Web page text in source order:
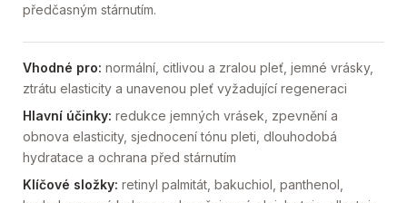
předčasným stárnutím.
Vhodné pro: normální, citlivou a zralou pleť, jemné vrásky,
ztrátu elasticity a unavenou pleť vyžadující regeneraci
Hlavní účinky: redukce jemných vrásek, zpevnění a
obnova elasticity, sjednocení tónu pleti, dlouhodobá
hydratace a ochrana před stárnutím
Klíčové složky: retinyl palmitát, bakuchiol, panthenol,